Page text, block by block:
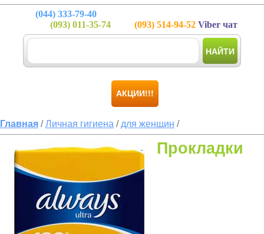
(044) 333-79-40
(093) 011-35-74 (093) 514-94-52 Viber чат
НАЙТИ
АКЦИИ!!!
Главная /Личная гигиена / для женщин /
Прокладки